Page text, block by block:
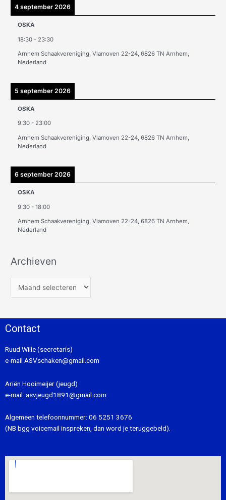
4 september 2026
OSKA
18:30 - 23:30
Arnhem Schaakvereniging, Vlamoven 22-24, 6826 TN Arnhem,
Nederland
5 september 2026
OSKA
9:30 - 23:00
Arnhem Schaakvereniging, Vlamoven 22-24, 6826 TN Arnhem,
Nederland
6 september 2026
OSKA
9:30 -18:00
Arnhem Schaakvereniging, Vlamoven 22-24, 6826 TN Arnhem,
Nederland
Archieven
e
Contact
Ruud Wille (secretaris)
e-mail ASVschaken@gmail.com
Ariën Hooimeijer (jeugd)
e-mail: asvjeugd1891@gmail.com
Algemeen telefoonnummer: 06 5251 3676
(NB bgg voicemail inspreken, dan word je teruggebeld).